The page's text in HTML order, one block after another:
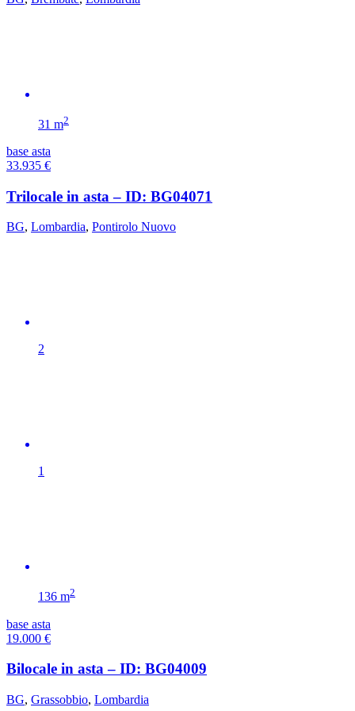
31 m2
base asta
33.935 €
Trilocale in asta – ID: BG04071
BG, Lombardia, Pontirolo Nuovo
2
1
136 m2
base asta
19.000 €
Bilocale in asta – ID: BG04009
BG, Grassobbio, Lombardia